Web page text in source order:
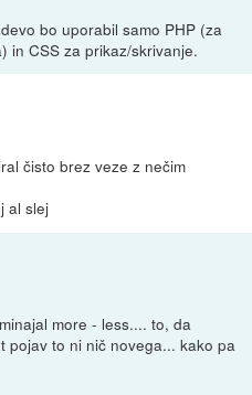
bo uporabil samo PHP (za
in CSS za prikaz/skrivanje.
čisto brez veze z nečim
al slej
more - less.... to, da
pojav to ni nič novega... kako pa